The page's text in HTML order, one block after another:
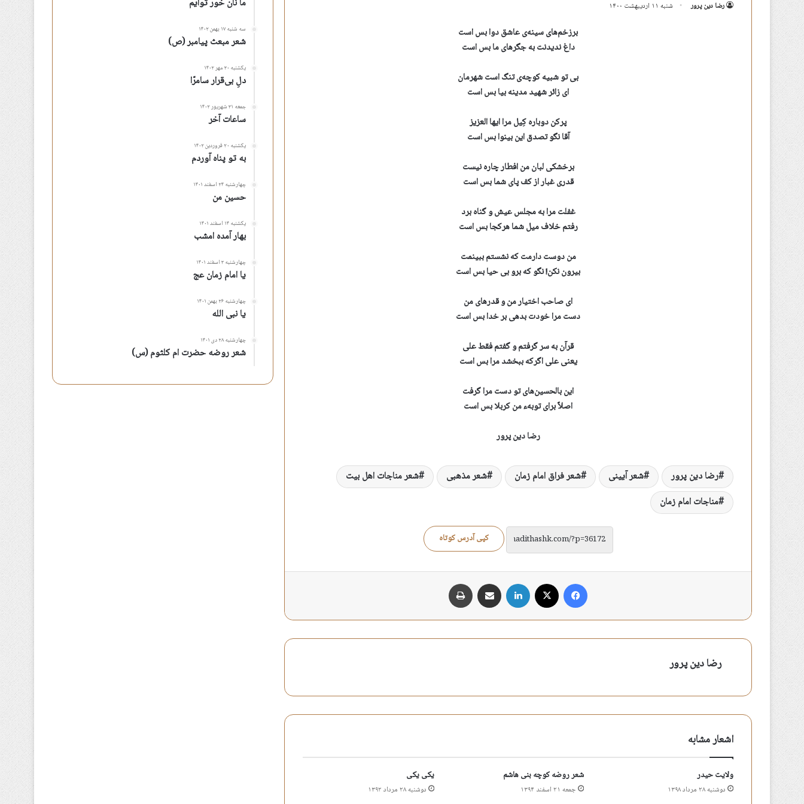
رضا دین پرور شنبه ۱۱ اردیبهشت ۱۴۰۰
برزخم‌های سینه‌ی عاشق دوا بس است
داغ ندیدنت به جگرهای ما بس است
بی تو شبیه کوچه‌ی تنگ است شهرمان
ای زائر شهید مدینه بیا بس است
پرکن دوباره کِیل مرا ایها العزیز
آقا نگو تصدق این بینوا بس است
برخشکی لبان من افطار چاره نیست
قدری غبار از کف پای شما بس است
غفلت مرا به مجلس عیش و گناه برد
رفتم خلاف میل شما هرکجا بس است
من دوست دارمت که نشستم ببینمت
بیرون نکن! نگو که برو بی حیا بس است
ای صاحب اختیار من و قدرهای من
دست مرا خودت بدهی بر خدا بس است
قرآن به سر گرفتم و گفتم فقط علی
یعنی علی اگرکه ببخشد مرا بس است
این بالحسین‌های تو دست مرا گرفت
اصلاً برای توبه‌ء من کربلا بس است
رضا دین پرور
رضا دین پرور شعر آیینی شعر فراق امام زمان شعر مذهبی
شعر مناجات اهل بیت
مناجات امام زمان
کپی آدرس کوتاه
فیس بوک لینکدین اشتراک گذاری از طریق ایمیل
رضا دین پرور
اشعار مشابه
ولایت حیدر
دوشنبه ۲۸ مرداد ۱۳۹۸
شعر روضه کوچه بنی هاشم
جمعه ۲۱ اسفند ۱۳۹۴
یکی یکی
دوشنبه ۲۸ مرداد ۱۳۹۲
ما نان خور توأیم
سه شنبه ۱۷ بهمن ۱۴۰۲
شعر مبعث پیامبر (ص)
یکشنبه ۳۰ مهر ۱۴۰۲
دلِ بی‌قرار سامرّا
جمعه ۳۱ شهریور ۱۴۰۲
ساعات آخر
یکشنبه ۲۰ فروردین ۱۴۰۲
به تو پناه آوردم
چهارشنبه ۲۴ اسفند ۱۴۰۱
حسین من
یکشنبه ۱۴ اسفند ۱۴۰۱
بهار آمده امشب
چهارشنبه ۳ اسفند ۱۴۰۱
یا امام زمان عج
چهارشنبه ۲۶ بهمن ۱۴۰۱
یا نبی الله
چهارشنبه ۲۸ دی ۱۴۰۱
شعر روضه حضرت ام کلثوم (س)